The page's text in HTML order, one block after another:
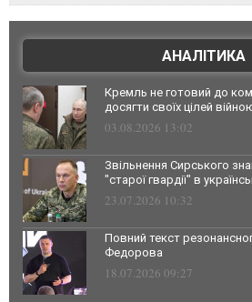
АНАЛІТИКА
Кремль не готовий до
досягти своїх цілей
03.08.2026 13:02
Звільнення Сирського
"старої гвардії" в
23.07.2026 10:32
Повний текст
Федорова
18.07.2026 09:27